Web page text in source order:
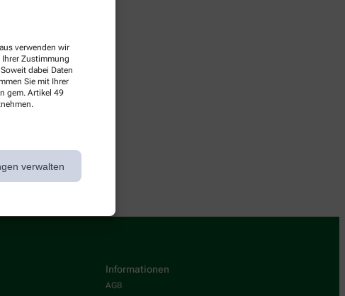
verwenden wir
Zustimmung
dabei Daten
Sie mit Ihrer
gem. Artikel 49
verwalten
Informationen
AGB